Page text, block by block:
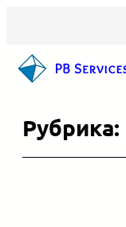
содержимому
Рубрика: